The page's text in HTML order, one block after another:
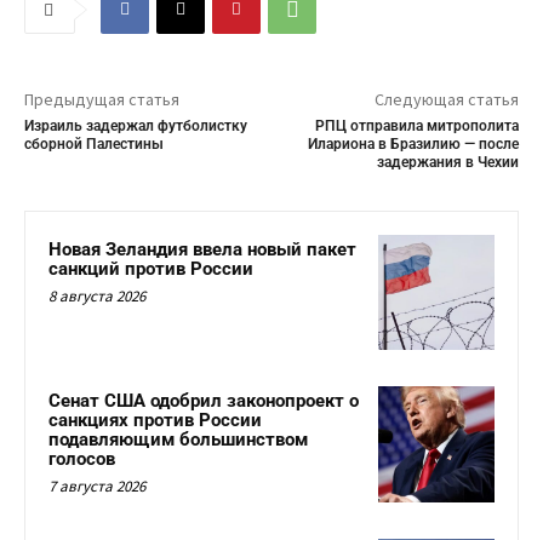
Предыдущая статья
Израиль задержал футболистку
сборной Палестины
Следующая статья
РПЦ отправила митрополита
Илариона в Бразилию — после
задержания в Чехии
Новая Зеландия ввела новый пакет
санкций против России
8 августа 2026
Сенат США одобрил законопроект о
санкциях против России
подавляющим большинством
голосов
7 августа 2026